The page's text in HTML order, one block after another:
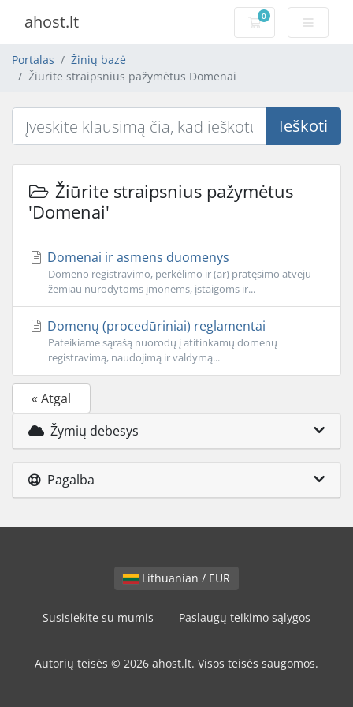
ahost.lt 0
Pirkinių krepšelis
Portalas
Žinių bazė
Žiūrite straipsnius pažymėtus Domenai
Ieškoti
Žiūrite straipsnius pažymėtus
'Domenai'
Domenai ir asmens duomenys
Domeno registravimo, perkėlimo ir (ar) pratęsimo atveju
žemiau nurodytoms įmonėms, įstaigoms ir...
Domenų (procedūriniai) reglamentai
Pateikiame sąrašą nuorodų į atitinkamų domenų
registravimą, naudojimą ir valdymą...
« Atgal
Žymių debesys
Pagalba
Lithuanian / EUR
Susisiekite su mumis Paslaugų teikimo sąlygos
Autorių teisės © 2026 ahost.lt. Visos teisės saugomos.